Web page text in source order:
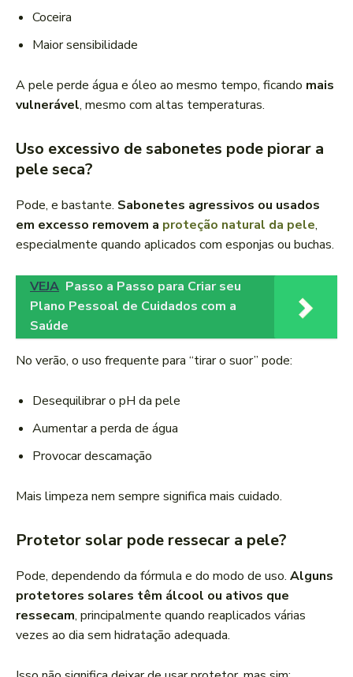
Coceira
Maior sensibilidade
A pele perde água e óleo ao mesmo tempo, ficando mais
vulnerável, mesmo com altas temperaturas.
Uso excessivo de sabonetes pode piorar a
pele seca?
Pode, e bastante. Sabonetes agressivos ou usados
em excesso removem a proteção natural da pele,
especialmente quando aplicados com esponjas ou buchas.
VEJA Passo a Passo para Criar seu
Plano Pessoal de Cuidados com a
Saúde
No verão, o uso frequente para “tirar o suor” pode:
Desequilibrar o pH da pele
Aumentar a perda de água
Provocar descamação
Mais limpeza nem sempre significa mais cuidado.
Protetor solar pode ressecar a pele?
Pode, dependendo da fórmula e do modo de uso. Alguns
protetores solares têm álcool ou ativos que
ressecam, principalmente quando reaplicados várias
vezes ao dia sem hidratação adequada.